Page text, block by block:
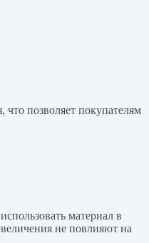
позволяет покупателям
материал в
не повлияют на